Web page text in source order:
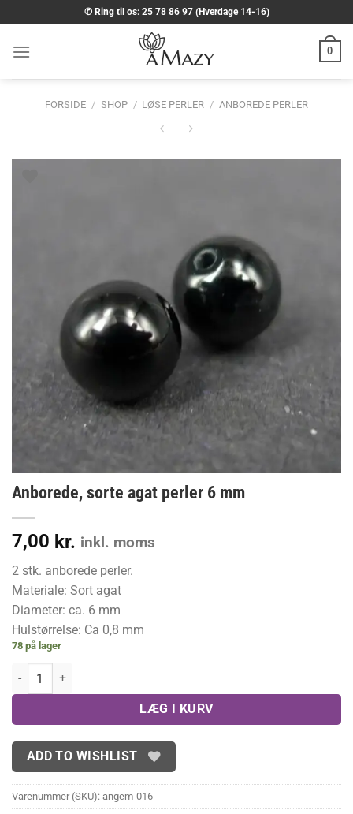
til
indhold
✆ Ring til os: 25 78 86 97 (Hverdage 14-16)
0
FORSIDE / SHOP / LØSE PERLER / ANBOREDE PERLER
Anborede, sorte agat perler 6 mm
7,00 kr. inkl. moms
2 stk. anborede perler.
Materiale: Sort agat
Diameter: ca. 6 mm
Hulstørrelse: Ca 0,8 mm
78 på lager
Anborede, sorte agat perler 6 mm antal
LÆG I KURV
ADD TO WISHLIST
Varenummer (SKU): angem-016